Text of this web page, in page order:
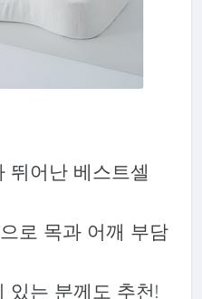
뛰어난 베스트셀
로 목과 어깨 부담
있는 분께도 추천!